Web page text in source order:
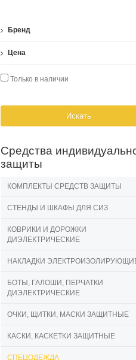
Бренд
Цена
Только в наличии
Искать
Средства
защиты
КОМПЛЕКТЫ СРЕДСТВ ЗАЩИТЫ
СТЕНДЫ И ШКАФЫ ДЛЯ СИЗ
КОВРИКИ И ДОРОЖКИ
ДИЭЛЕКТРИЧЕСКИЕ
НАКЛАДКИ
БОТЫ, ГАЛОШИ, ПЕРЧАТКИ
ДИЭЛЕКТРИЧЕСКИЕ
ОЧКИ, ЩИТКИ, МАСКИ ЗАЩИТНЫЕ
КАСКИ, КАСКЕТКИ ЗАЩИТНЫЕ
СПЕЦОДЕЖДА